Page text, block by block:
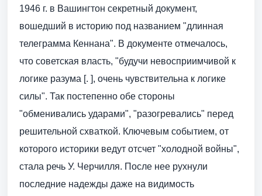
1946 г. в Вашингтон секретный документ,
вошедший в историю под названием "длинная
телеграмма Кеннана". В документе отмечалось,
что советская власть, "будучи невосприимчивой к
логике разума [. ], очень чувствительна к логике
силы". Так постепенно обе стороны
"обменивались ударами", "разогревались" перед
решительной схваткой. Ключевым событием, от
которого историки ведут отсчет "холодной войны",
стала речь У. Черчилля. После нее рухнули
последние надежды даже на видимость